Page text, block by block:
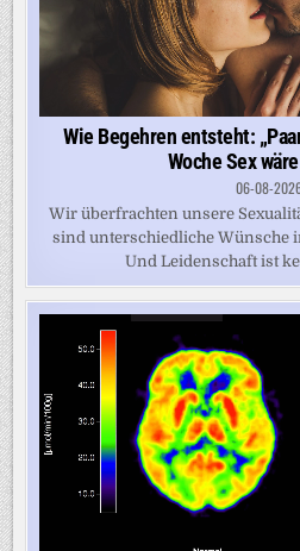
Wie Begehren entsteht:
Woche Sex
06-08-
Wir überfrachten unsere
sind unterschiedliche Wünsche
Und Leidenschaft ist